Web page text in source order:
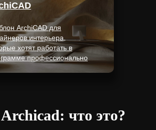
ArchiCAD для
интерьера,
хотят работать в
профессионально
что это?